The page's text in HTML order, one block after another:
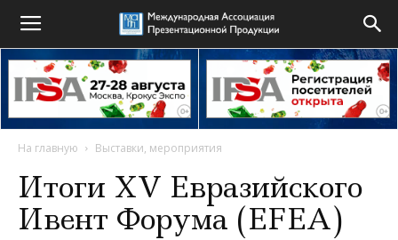
На главную Выставки, мероприятия
Итоги XV Евразийского
Ивент Форума (EFEA)